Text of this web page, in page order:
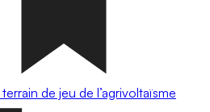
de jeu de l’agrivoltaïsme